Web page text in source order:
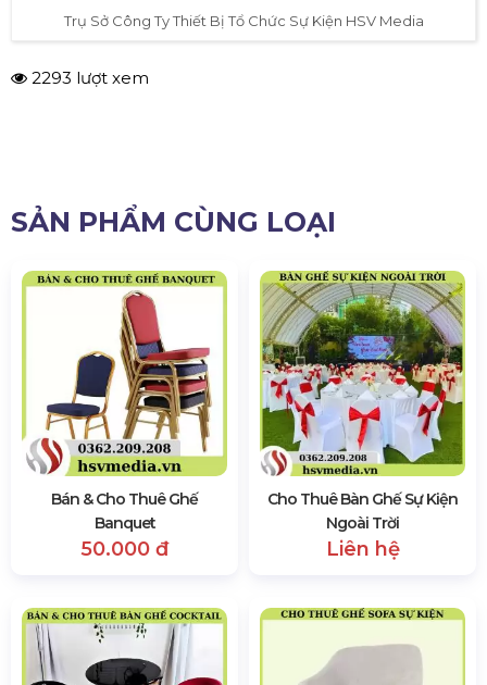
Trụ Sở Công Ty Thiết Bị Tổ Chức Sự Kiện HSV Media
2293 lượt xem
SẢN PHẨM CÙNG LOẠI
Bán & Cho Thuê Ghế
Banquet
50.000 đ
Cho Thuê Bàn Ghế Sự Kiện
Ngoài Trời
Liên hệ